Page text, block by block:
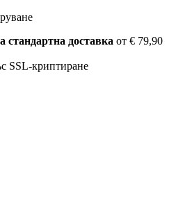
стандартна доставка от € 79,90
SSL-криптиране